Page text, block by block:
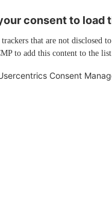
consent to load
that are not disclosed
to add this content to the
Consent